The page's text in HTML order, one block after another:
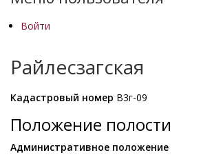
Войти
Райлесзагская
Кадастровый номер В3г-09
Положение полости
Административное положение